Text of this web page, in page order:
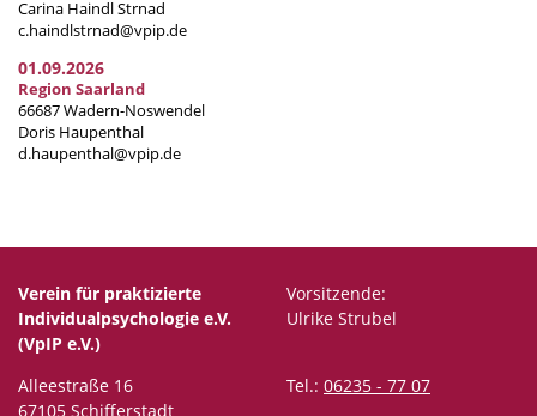
Carina Haindl Strnad
c.haindlstrnad@vpip.de
01.09.2026
Region Saarland
66687 Wadern-Noswendel
Doris Haupenthal
d.haupenthal@vpip.de
Verein für praktizierte
Individualpsychologie e.V.
(VpIP e.V.)
Vorsitzende:
Ulrike Strubel
Alleestraße 16
67105 Schifferstadt
Tel.: 06235 - 77 07